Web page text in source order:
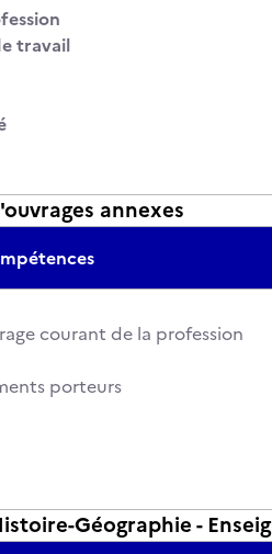
travail
annexes
courant de la profession
porteurs
Géographie -